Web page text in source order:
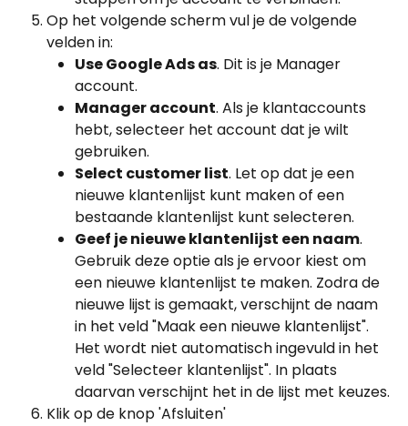
Op het volgende scherm vul je de volgende
velden in:
Use Google Ads as. Dit is je Manager
account.
Manager account. Als je klantaccounts
hebt, selecteer het account dat je wilt
gebruiken.
Select customer list. Let op dat je een
nieuwe klantenlijst kunt maken of een
bestaande klantenlijst kunt selecteren.
Geef je nieuwe klantenlijst een naam.
Gebruik deze optie als je ervoor kiest om
een nieuwe klantenlijst te maken. Zodra de
nieuwe lijst is gemaakt, verschijnt de naam
in het veld "Maak een nieuwe klantenlijst".
Het wordt niet automatisch ingevuld in het
veld "Selecteer klantenlijst". In plaats
daarvan verschijnt het in de lijst met keuzes.
Klik op de knop 'Afsluiten'